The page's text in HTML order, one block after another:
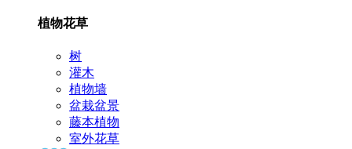
植物花草
树
灌木
植物墙
盆栽盆景
藤本植物
室外花草